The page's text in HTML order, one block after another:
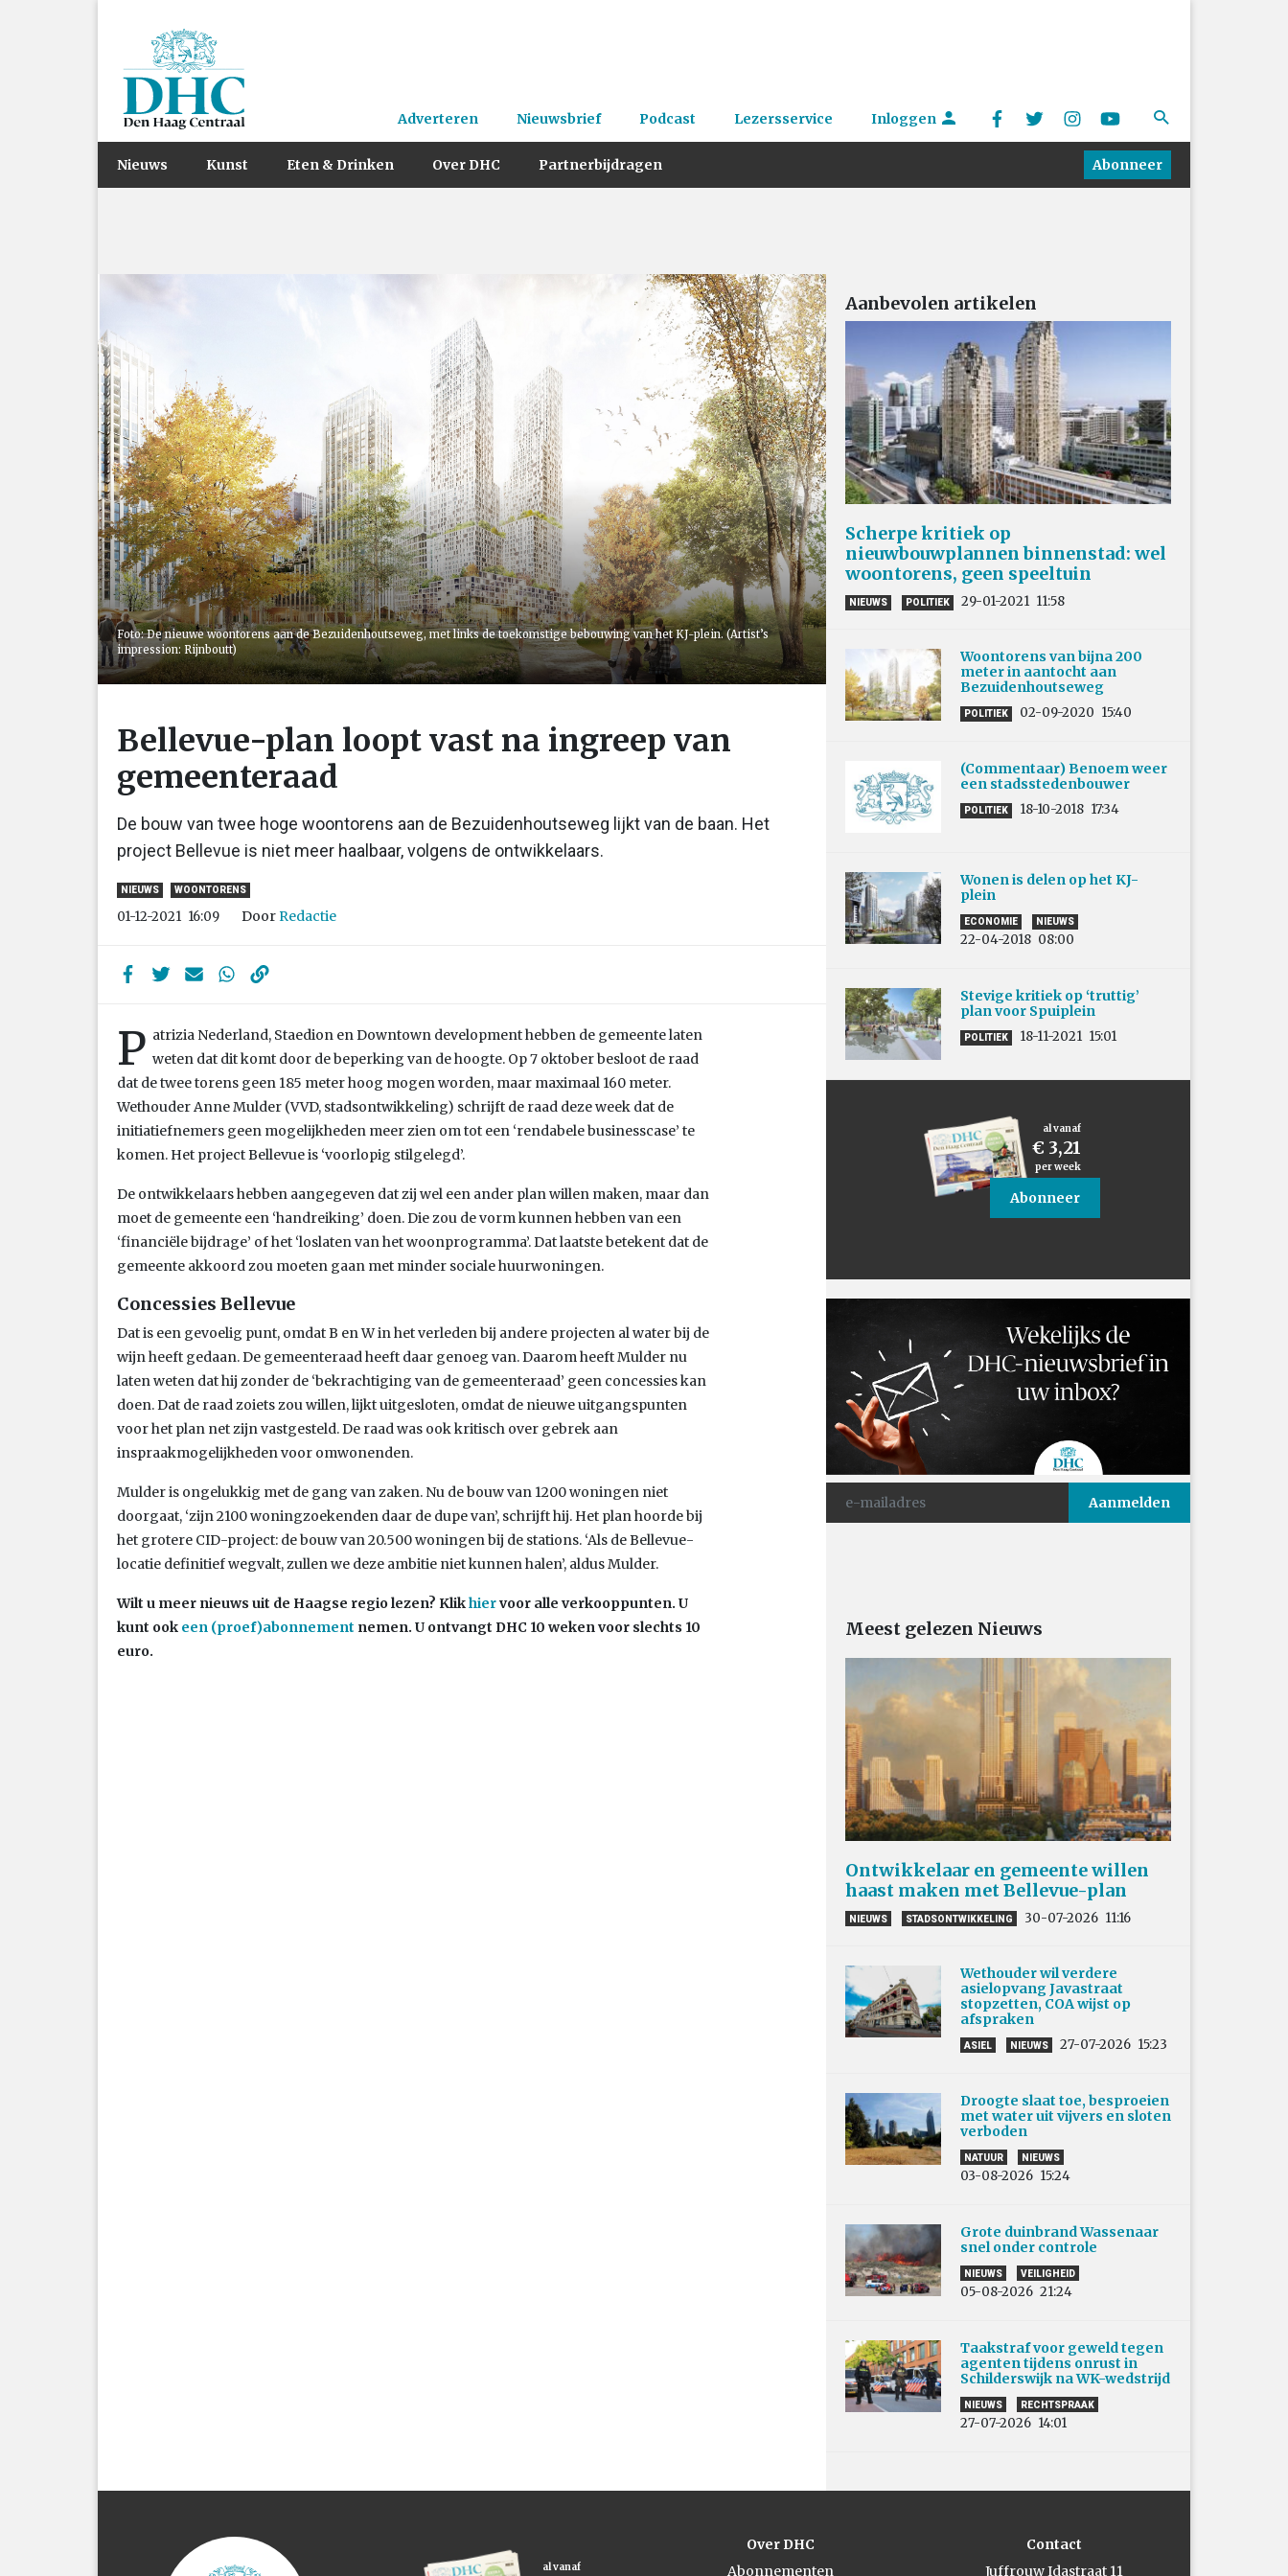
Adverteren Nieuwsbrief Podcast Lezersservice Inloggen
Nieuws Kunst Eten & Drinken Over DHC Partnerbijdragen Abonneer
Foto: De nieuwe woontorens aan de Bezuidenhoutseweg, met links de toekomstige bebouwing van het KJ-plein. (Artist’s
impression: Rijnboutt)
Bellevue-plan loopt vast na ingreep van
gemeenteraad
De bouw van twee hoge woontorens aan de Bezuidenhoutseweg lijkt van de baan. Het
project Bellevue is niet meer haalbaar, volgens de ontwikkelaars.
NIEUWS WOONTORENS
01-12-2021 16:09 Door Redactie
P atrizia Nederland, Staedion en Downtown development hebben de gemeente laten
weten dat dit komt door de beperking van de hoogte. Op 7 oktober besloot de raad
dat de twee torens geen 185 meter hoog mogen worden, maar maximaal 160 meter.
Wethouder Anne Mulder (VVD, stadsontwikkeling) schrijft de raad deze week dat de
initiatiefnemers geen mogelijkheden meer zien om tot een ‘rendabele businesscase’ te
komen. Het project Bellevue is ‘voorlopig stilgelegd’.
De ontwikkelaars hebben aangegeven dat zij wel een ander plan willen maken, maar dan
moet de gemeente een ‘handreiking’ doen. Die zou de vorm kunnen hebben van een
‘financiële bijdrage’ of het ‘loslaten van het woonprogramma’. Dat laatste betekent dat de
gemeente akkoord zou moeten gaan met minder sociale huurwoningen.
Concessies Bellevue
Dat is een gevoelig punt, omdat B en W in het verleden bij andere projecten al water bij de
wijn heeft gedaan. De gemeenteraad heeft daar genoeg van. Daarom heeft Mulder nu
laten weten dat hij zonder de ‘bekrachtiging van de gemeenteraad’ geen concessies kan
doen. Dat de raad zoiets zou willen, lijkt uitgesloten, omdat de nieuwe uitgangspunten
voor het plan net zijn vastgesteld. De raad was ook kritisch over gebrek aan
inspraakmogelijkheden voor omwonenden.
Mulder is ongelukkig met de gang van zaken. Nu de bouw van 1200 woningen niet
doorgaat, ‘zijn 2100 woningzoekenden daar de dupe van’, schrijft hij. Het plan hoorde bij
het grotere CID-project: de bouw van 20.500 woningen bij de stations. ‘Als de Bellevue-
locatie definitief wegvalt, zullen we deze ambitie niet kunnen halen’, aldus Mulder.
Wilt u meer nieuws uit de Haagse regio lezen? Klikhiervoor alle verkooppunten. U
kunt ook een (proef)abonnement nemen. U ontvangt DHC 10 weken voor slechts 10
euro.
Aanbevolen artikelen
Scherpe kritiek op
nieuwbouwplannen binnenstad: wel
woontorens, geen speeltuin
NIEUWS POLITIEK 29-01-2021 11:58
Woontorens van bijna 200
meter in aantocht aan
Bezuidenhoutseweg
POLITIEK 02-09-2020 15:40
(Commentaar) Benoem weer
een stadsstedenbouwer
POLITIEK 18-10-2018 17:34
Wonen is delen op het KJ-
plein
ECONOMIE NIEUWS
22-04-2018 08:00
Stevige kritiek op ‘truttig’
plan voor Spuiplein
POLITIEK 18-11-2021 15:01
al vanaf
€ 3,21
per week
Abonneer
Meest gelezen Nieuws
Ontwikkelaar en gemeente willen
haast maken met Bellevue-plan
NIEUWS STADSONTWIKKELING 30-07-2026 11:16
Wethouder wil verdere
asielopvang Javastraat
stopzetten, COA wijst op
afspraken
ASIEL NIEUWS 27-07-2026 15:23
Droogte slaat toe, besproeien
met water uit vijvers en sloten
verboden
NATUUR NIEUWS
03-08-2026 15:24
Grote duinbrand Wassenaar
snel onder controle
NIEUWS VEILIGHEID
05-08-2026 21:24
Taakstraf voor geweld tegen
agenten tijdens onrust in
Schilderswijk na WK-wedstrijd
NIEUWS RECHTSPRAAK
27-07-2026 14:01
al vanaf
Over DHC
Abonnementen
Contact
Juffrouw Idastraat 11